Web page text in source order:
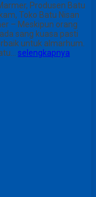
Produsen Batu
Toko Batu Nisan
– Meskipun orang
sang kuasa pasti
untuk almarhum.
selengkapnya